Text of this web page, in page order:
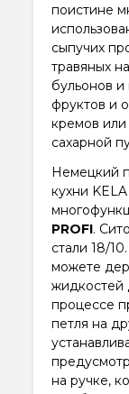
поистине
сыпучих
травяных
бульонов
фруктов и
кремов
сахарной
Немецкий
кухни
PROFI.
стали 18/
можете
жидкостей
процессе
петля на
на ручке,